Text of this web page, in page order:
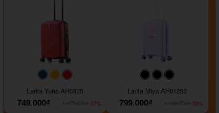
#093f69#ffa500
Larita Yuno AH0325
749.000₫
-37%
#000000#000000
Larita Miyo AH01252
799.000₫
-33%